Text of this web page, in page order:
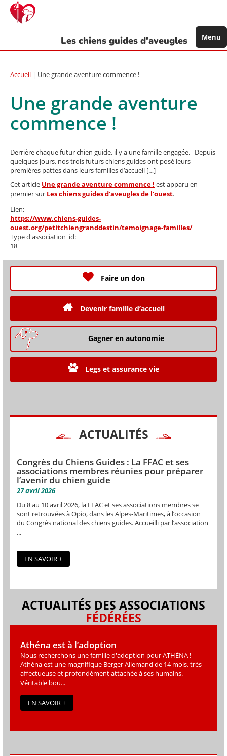
Aller
contenu
Les chiens guides d'aveugles Menu
Accueil | Une grande aventure commence !
Une grande aventure
commence !
Derrière chaque futur chien guide, il y a une famille engagée. Depuis
quelques jours, nos trois futurs chiens guides ont posé leurs
premières pattes dans leurs familles d’accueil […]
Cet article Une grande aventure commence ! est apparu en
premier sur Les chiens guides d'aveugles de l'ouest.
Lien:
https://www.chiens-guides-
ouest.org/petitchiengranddestin/temoignage-familles/
Type d'association_id:
18
Faire un don
Devenir famille d’accueil
Gagner en autonomie
Legs et assurance vie
ACTUALITÉS
Congrès du Chiens Guides : La FFAC et ses
associations membres réunies pour préparer
l’avenir du chien guide
27 avril 2026
Du 8 au 10 avril 2026, la FFAC et ses associations membres se
sont retrouvées à Opio, dans les Alpes-Maritimes, à l’occasion
du Congrès national des chiens guides. Accueilli par l’association
...
EN SAVOIR +
ACTUALITÉS DES ASSOCIATIONS
FÉDÉRÉES
Athéna est à l’adoption
Nous recherchons une famille d'adoption pour ATHÉNA !
Athéna est une magniﬁque Berger Allemand de 14 mois, très
affectueuse et profondément attachée à ses humains.
Véritable bou...
EN SAVOIR +